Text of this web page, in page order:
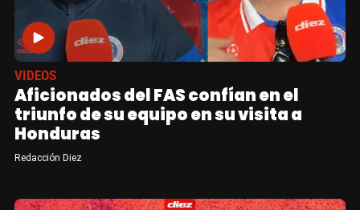
VIDEOS
Aficionados del FAS confían en el
triunfo de su equipo en su visita a
Honduras
Redacción Diez